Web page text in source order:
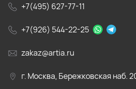
+7(495) 627-77-11
+7(926) 544-22-25
zakaz@artia.ru
г. Москва, Бережковская наб.